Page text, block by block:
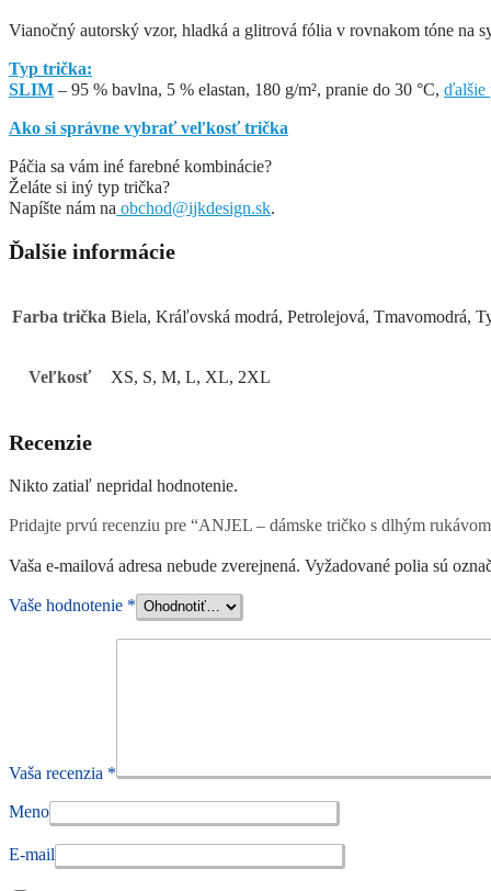
Vianočný autorský vzor, hladká a glitrová fólia v rovnakom tóne
Typ trička:
SLIM – 95 % bavlna, 5 % elastan, 180 g/m², pranie do 30 °C, ďalšie
Ako si správne vybrať veľkosť trička
Páčia sa vám iné farebné kombinácie?
Želáte si iný typ trička?
Napíšte nám na obchod@ijkdesign.sk.
Ďalšie informácie
Farba trička Biela, Kráľovská modrá, Petrolejová, Tmavomodrá,
Veľkosť XS, S, M, L, XL, 2XL
Recenzie
Nikto zatiaľ nepridal hodnotenie.
Pridajte prvú recenziu pre “ANJEL – dámske tričko s dlhým
Vaša e-mailová adresa nebude zverejnená. Vyžadované polia sú
Vaše hodnotenie *
Vaša recenzia *
Meno
E-mail